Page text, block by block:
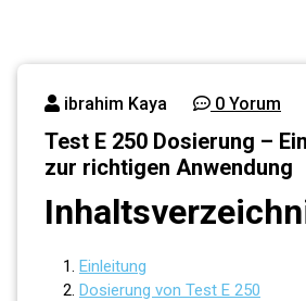
ibrahim Kaya 0 Yorum
Test E 250 Dosierung –
zur richtigen Anwendung
Einleitung
Dosierung von Test E 250